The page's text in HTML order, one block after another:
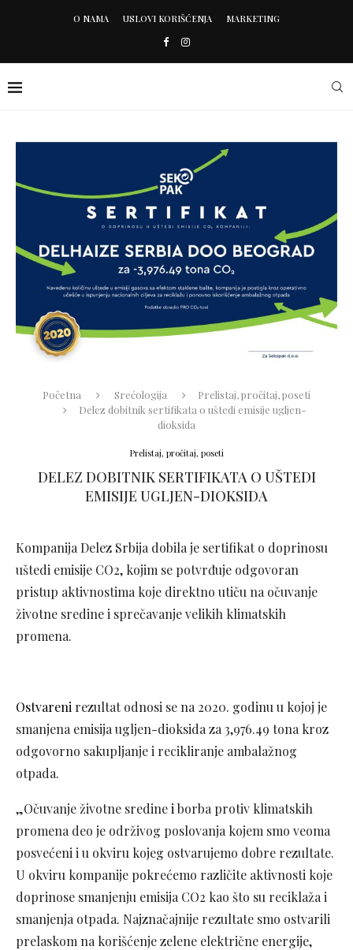
O NAMA USLOVI KORIŠĆENJA MARKETING
Početna Srećologija
Prelistaj, pročitaj, poseti
Delez dobitnik sertifikata o uštedi emisije ugljen-
dioksida
Prelistaj, pročitaj, poseti
DELEZ DOBITNIK SERTIFIKATA O UŠTEDI
EMISIJE UGLJEN-DIOKSIDA
Kompanija Delez Srbija dobila je sertifikat o doprinosu
uštedi emisije CO2, kojim se potvrđuje odgovoran
pristup aktivnostima koje direktno utiču na očuvanje
životne sredine i sprečavanje velikih klimatskih
promena.
Ostvareni rezultat odnosi se na 2020. godinu u kojoj je
smanjena emisija ugljen-dioksida za 3,976.49 tona kroz
odgovorno sakupljanje i recikliranje ambalažnog
otpada.
„Očuvanje životne sredinei borba protiv klimatskih
promena deo je održivog poslovanja kojem smo veoma
posvećeni i u okviru kojeg ostvarujemo dobre rezultate.
U okviru kompanije pokrećemo različite aktivnosti koje
doprinose smanjenju emisija CO2 kao što su reciklaža i
smanjenja otpada. Najznačajnije rezultate smo ostvarili
prelaskom na korišćenje zelene električne energije,